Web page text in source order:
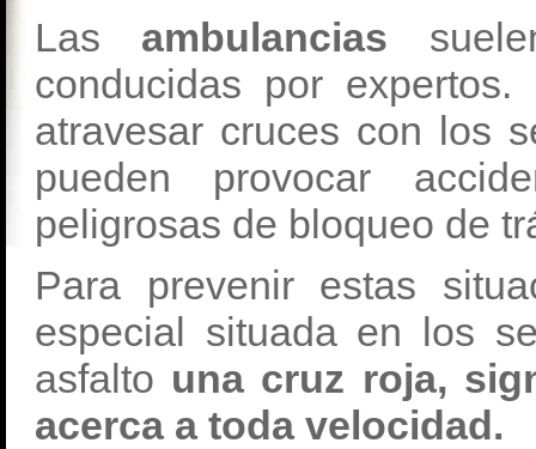
Las ambulancias
conducidas por
atravesar cruces con los
pueden provocar
peligrosas de bloqueo de
Para prevenir estas
especial situada en los
asfalto una cruz roja,
acerca a toda velocidad.